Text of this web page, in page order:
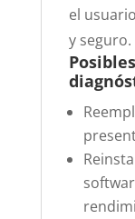
el
y seguro.